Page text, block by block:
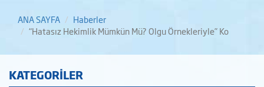
ANA SAYFA
Haberler
“Hatasız Hekimlik Mümkün Mü? Olgu Örnekleriyle” Ko
KATEGORİLER